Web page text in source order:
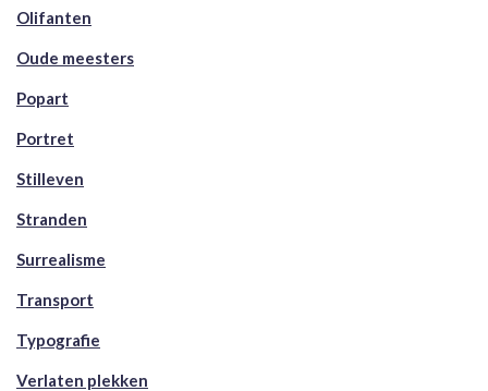
Olifanten
Oude meesters
Popart
Portret
Stilleven
Stranden
Surrealisme
Transport
Typografie
Verlaten plekken